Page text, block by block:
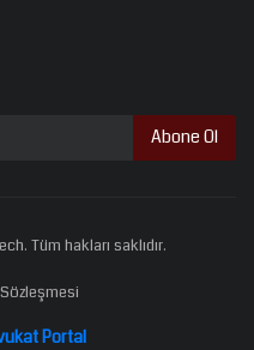
Abone Ol
Tüm hakları saklıdır.
Sözleşmesi
Portal